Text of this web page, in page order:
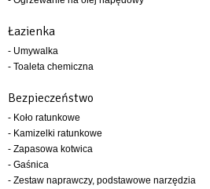
Łazienka
- Umywalka
- Toaleta chemiczna
Bezpieczeństwo
- Koło ratunkowe
- Kamizelki ratunkowe
- Zapasowa kotwica
- Gaśnica
- Zestaw naprawczy, podstawowe narzędzia